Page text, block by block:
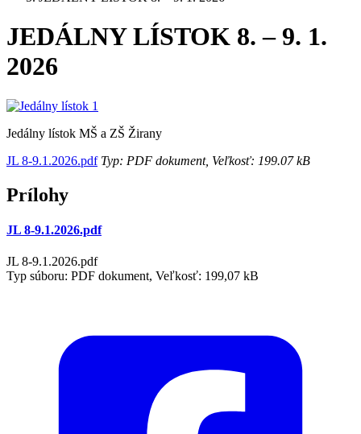
JEDÁLNY LÍSTOK 8. – 9. 1.
2026
Jedálny lístok MŠ a ZŠ Žirany
JL 8-9.1.2026.pdfTyp: PDF dokument, Veľkosť: 199.07 kB
Prílohy
JL 8-9.1.2026.pdf
JL 8-9.1.2026.pdf
Typ súboru: PDF dokument, Veľkosť: 199,07 kB